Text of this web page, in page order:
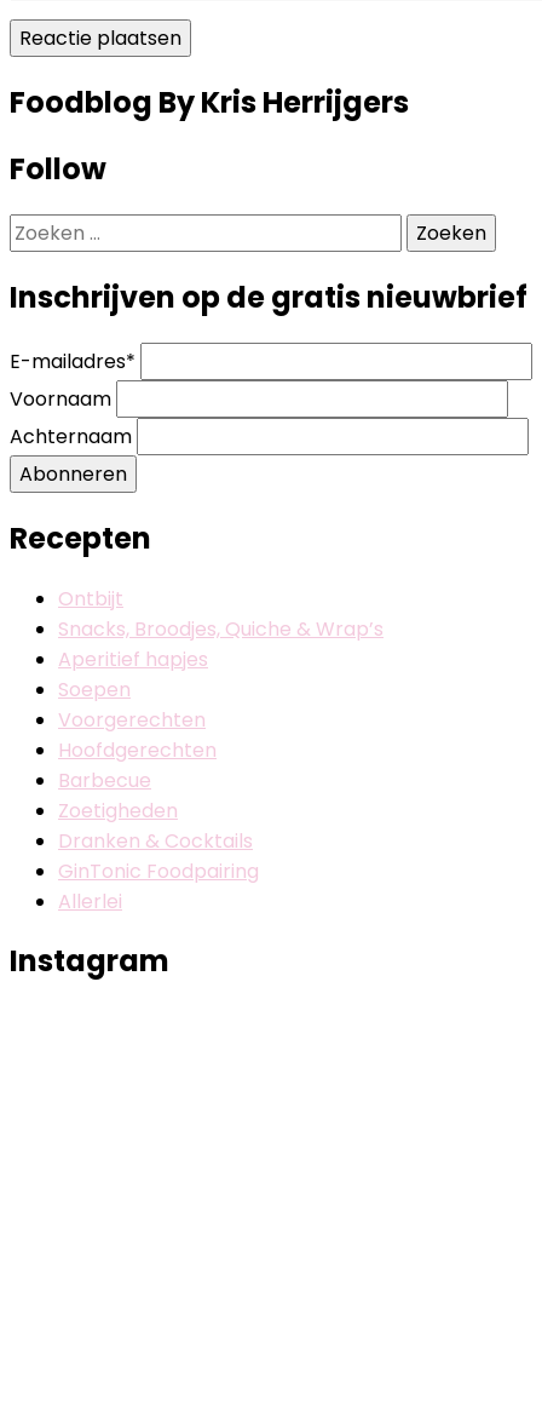
Foodblog By Kris Herrijgers
Follow
Zoeken
naar:
Inschrijven op de gratis nieuwbrief
E-mailadres*
Voornaam
Achternaam
Abonneren
Recepten
Ontbijt
Snacks, Broodjes, Quiche & Wrap’s
Aperitief hapjes
Soepen
Voorgerechten
Hoofdgerechten
Barbecue
Zoetigheden
Dranken & Cocktails
GinTonic Foodpairing
Allerlei
Instagram